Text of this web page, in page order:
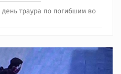
траура по погибшим во